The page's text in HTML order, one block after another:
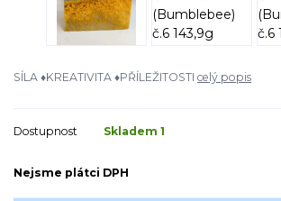
SÍLA ♦KREATIVITA ♦PŘÍLEŽITOSTI celý popis
Dostupnost Skladem 1
Nejsme plátci DPH